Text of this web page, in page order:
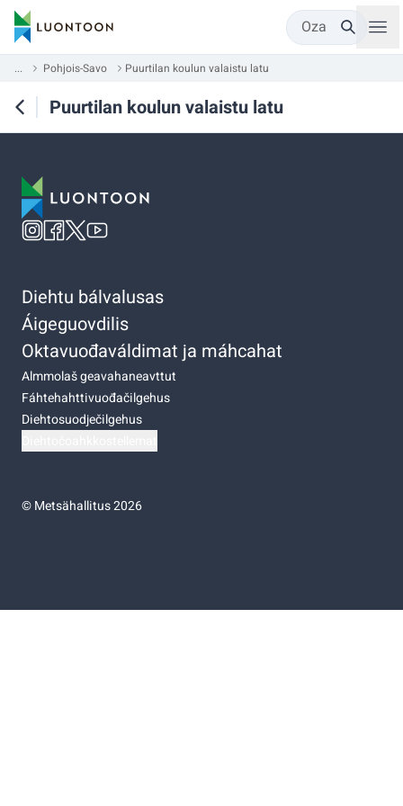
Oza
... Pohjois-Savo Puurtilan koulun valaistu latu
Puurtilan koulun valaistu latu
Diehtu bálvalusas
Áigeguovdilis
Oktavuođaváldimat ja máhcahat
Almmolaš geavahaneavttut
Fáhtehahttivuođačilgehus
Diehtosuodječilgehus
©Metsähallitus 2026